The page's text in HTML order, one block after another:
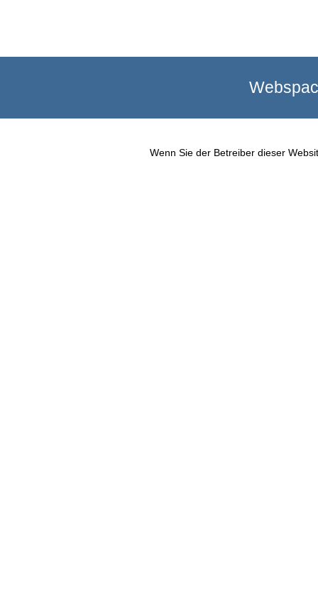
Wenn Sie der Betreiber dieser